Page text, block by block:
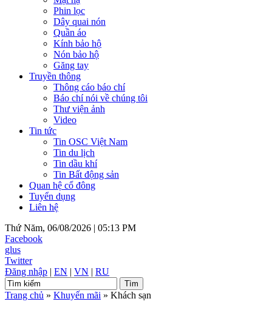
Phin lọc
Dây quai nón
Quần áo
Kính bảo hộ
Nón bảo hộ
Găng tay
Truyền thông
Thông cáo báo chí
Báo chí nói về chúng tôi
Thư viện ảnh
Video
Tin tức
Tin OSC Việt Nam
Tin du lịch
Tin dầu khí
Tin Bất động sản
Quan hệ cổ đông
Tuyển dụng
Liên hệ
Thứ Năm, 06/08/2026 | 05:13 PM
Facebook
glus
Twitter
Đăng nhập | EN | VN | RU
Trang chủ » Khuyến mãi » Khách sạn